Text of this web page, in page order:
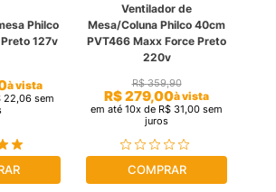
Philco
127v
à vista
22,06 sem
Ventilador de
Mesa/Coluna Philco 40cm
PVT466 Maxx Force Preto
220v
R$ 359,90
R$279,00à vista
em até 10x de R$ 31,00 sem
juros
COMPRAR